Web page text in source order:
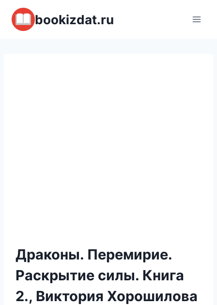
Перейти
содержимому
bookizdat.ru
Драконы. Перемирие.
Раскрытие силы. Книга
2., Виктория Хорошилова